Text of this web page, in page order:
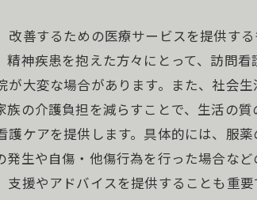
善するための医療サービスを提供す
神疾患を抱えた方々にとって、訪問
大変な場合があります。また、社会
の介護負担を減らすことで、生活の
ケアを提供します。具体的には、服
生や自傷・他傷行為を行った場合な
援やアドバイスを提供することも重